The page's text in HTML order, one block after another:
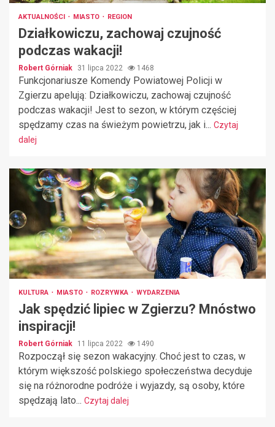
AKTUALNOŚCI MIASTO REGION
Działkowiczu, zachowaj czujność
podczas wakacji!
Robert Górniak 31 lipca 2022 1468
Funkcjonariusze Komendy Powiatowej Policji w
Zgierzu apelują: Działkowiczu, zachowaj czujność
podczas wakacji! Jest to sezon, w którym częściej
spędzamy czas na świeżym powietrzu, jak i... Czytaj
dalej
KULTURA MIASTO ROZRYWKA WYDARZENIA
Jak spędzić lipiec w Zgierzu? Mnóstwo
inspiracji!
Robert Górniak 11 lipca 2022 1490
Rozpoczął się sezon wakacyjny. Choć jest to czas, w
którym większość polskiego społeczeństwa decyduje
się na różnorodne podróże i wyjazdy, są osoby, które
spędzają lato... Czytaj dalej